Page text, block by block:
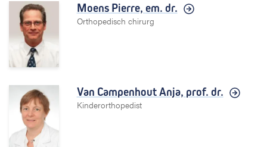
Moens Pierre, em. dr.
Orthopedisch chirurg
Van Campenhout Anja, prof. dr.
Kinderorthopedist